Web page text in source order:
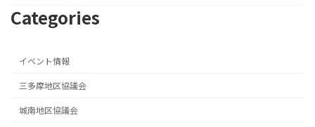
Categories
イベント情報
三多摩地区協議会
城南地区協議会